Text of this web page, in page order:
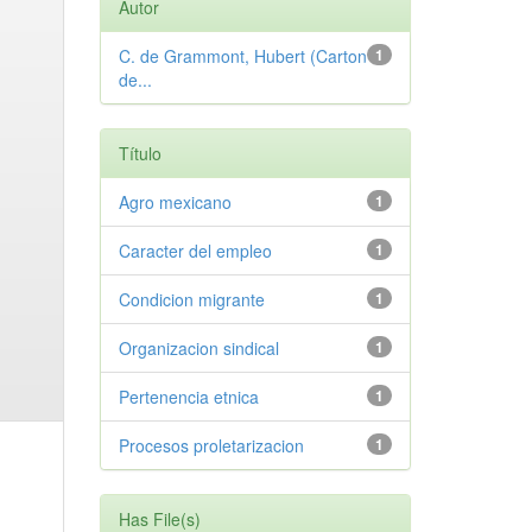
Autor
1
C. de Grammont, Hubert (Carton
de...
Título
1
Agro mexicano
1
Caracter del empleo
1
Condicion migrante
1
Organizacion sindical
1
Pertenencia etnica
1
Procesos proletarizacion
Has File(s)